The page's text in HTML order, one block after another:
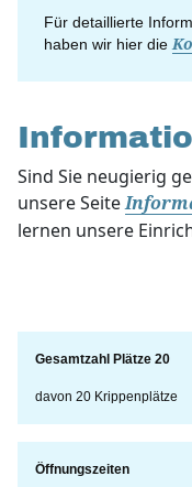
Für detaillierte
haben wir hier die
Sind Sie neugierig
unsere Seite
lernen unsere
Gesamtzahl Plätze 20
davon 20 Krippenplätze
Öffnungszeiten